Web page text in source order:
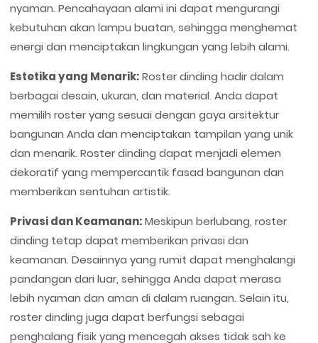
nyaman. Pencahayaan alami ini dapat mengurangi
kebutuhan akan lampu buatan, sehingga menghemat
energi dan menciptakan lingkungan yang lebih alami.
Estetika yang Menarik:Roster dinding hadir dalam
berbagai desain, ukuran, dan material. Anda dapat
memilih roster yang sesuai dengan gaya arsitektur
bangunan Anda dan menciptakan tampilan yang unik
dan menarik. Roster dinding dapat menjadi elemen
dekoratif yang mempercantik fasad bangunan dan
memberikan sentuhan artistik.
Privasi dan Keamanan:Meskipun berlubang, roster
dinding tetap dapat memberikan privasi dan
keamanan. Desainnya yang rumit dapat menghalangi
pandangan dari luar, sehingga Anda dapat merasa
lebih nyaman dan aman di dalam ruangan. Selain itu,
roster dinding juga dapat berfungsi sebagai
penghalang fisik yang mencegah akses tidak sah ke